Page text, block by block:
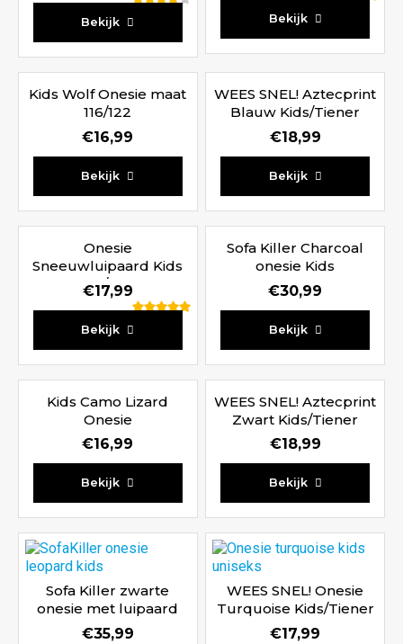
Bekijk Bekijk
Kids Wolf Onesie maat
116/122
€16,99
Bekijk
WEES SNEL! Aztecprint
Blauw Kids/Tiener
€18,99
Bekijk
Onesie
Sneeuwluipaard Kids
116/122
€17,99
Bekijk
Sofa Killer Charcoal
onesie Kids
€30,99
Bekijk
Kids Camo Lizard
Onesie
€16,99
Bekijk
WEES SNEL! Aztecprint
Zwart Kids/Tiener
€18,99
Bekijk
Sofa Killer zwarte
onesie met luipaard
print Kids
€35,99
WEES SNEL! Onesie
Turquoise Kids/Tiener
€17,99